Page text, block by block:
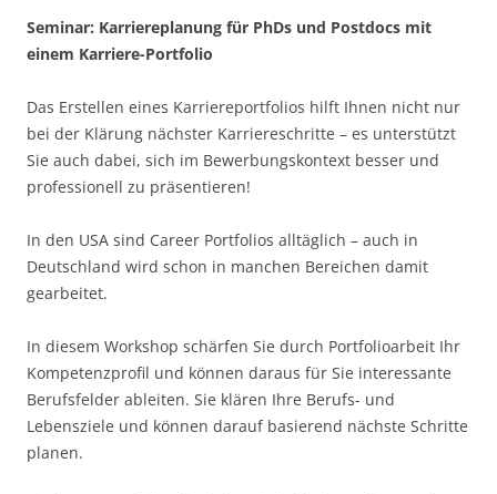
Seminar: Karriereplanung für PhDs und Postdocs mit
einem Karriere-Portfolio
Das Erstellen eines Karriereportfolios hilft Ihnen nicht nur
bei der Klärung nächster Karriereschritte – es unterstützt
Sie auch dabei, sich im Bewerbungskontext besser und
professionell zu präsentieren!
In den USA sind Career Portfolios alltäglich – auch in
Deutschland wird schon in manchen Bereichen damit
gearbeitet.
In diesem Workshop schärfen Sie durch Portfolioarbeit Ihr
Kompetenzprofil und können daraus für Sie interessante
Berufsfelder ableiten. Sie klären Ihre Berufs- und
Lebensziele und können darauf basierend nächste Schritte
planen.